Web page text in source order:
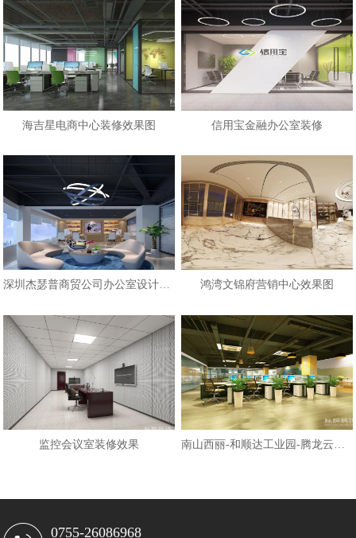
海吉星电商中心装修效果图 信用宝金融办公室装修
深圳杰瑟普商贸公司办公室设计效果 鸿湾文锦府营销中心效果图
监控会议室装修效果 南山西丽-和顺达工业园-腾龙云海办
0755-26086968